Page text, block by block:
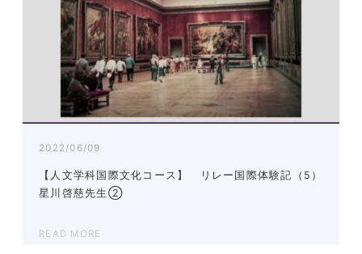
2022/06/09
【人文学科国際文化コース】 リレー国際体験記（5）
星川啓慈先生②
READ MORE